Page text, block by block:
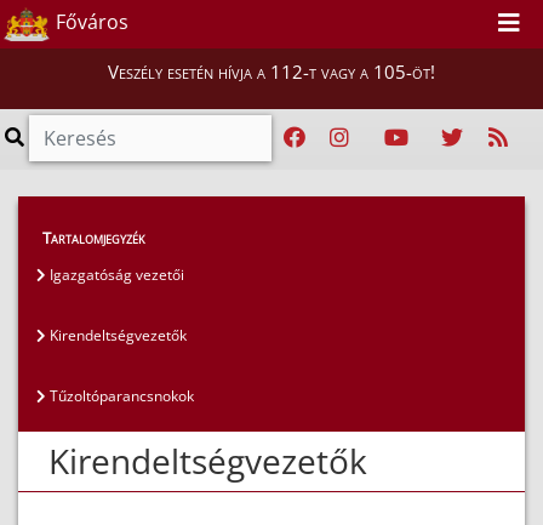
Főváros
Veszély esetén hívja a 112-t vagy a 105-öt!
Magunkról
Kirendeltségvezetők
Tartalomjegyzék
Igazgatóság vezetői
Kirendeltségvezetők
Tűzoltóparancsnokok
Kirendeltségvezetők